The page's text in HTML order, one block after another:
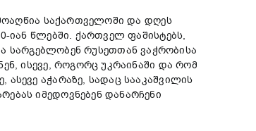
საქართველოში და დღეს
იან წლებში. ქართველ ფაშისტებს,
სარგებლობენ რუსეთთან ვაჭრობისა
ისევე, როგორც უკრაინაში და რომ
აჭარაზე, სადაც სააკაშვილის
იმედოვნებენ დანარჩენი